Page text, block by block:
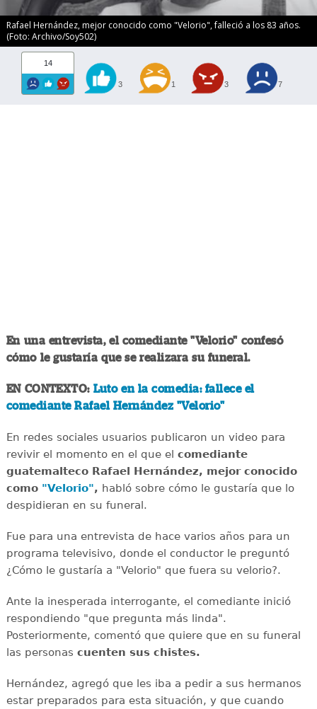
Rafael Hernández, mejor conocido como "Velorio", falleció a los 83 años.
(Foto: Archivo/Soy502)
14
3 1 3 7
En una entrevista, el comediante "Velorio" confesó
cómo le gustaría que se realizara su funeral.
EN CONTEXTO: Luto en la comedia: fallece el
comediante Rafael Hernández "Velorio"
En redes sociales usuarios publicaron un video para
revivir el momento en el que el comediante
guatemalteco Rafael Hernández, mejor conocido
como "Velorio", habló sobre cómo le gustaría que lo
despidieran en su funeral.
Fue para una entrevista de hace varios años para un
programa televisivo, donde el conductor le preguntó
¿Cómo le gustaría a "Velorio" que fuera su velorio?.
Ante la inesperada interrogante, el comediante inició
respondiendo "que pregunta más linda".
Posteriormente, comentó que quiere que en su funeral
las personas cuenten sus chistes.
Hernández, agregó que les iba a pedir a sus hermanos
estar preparados para esta situación, y que cuando